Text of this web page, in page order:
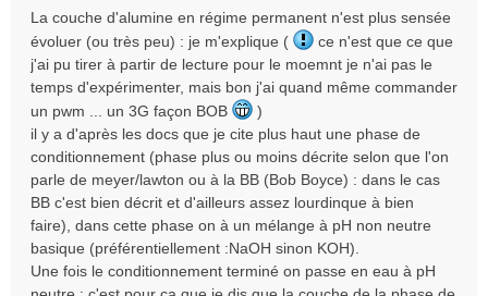
s
s
a
g
e
o
n
l
u
La couche d'alumine en régime permanent n'est plus sensée
évoluer (ou très peu) : je m'explique (
ce n'est que ce que
j'ai pu tirer à partir de lecture pour le moemnt je n'ai pas le
temps d'expérimenter, mais bon j'ai quand même commander
un pwm ... un 3G façon BOB
)
il y a d'après les docs que je cite plus haut une phase de
conditionnement (phase plus ou moins décrite selon que l'on
parle de meyer/lawton ou à la BB (Bob Boyce) : dans le cas
BB c'est bien décrit et d'ailleurs assez lourdinque à bien
faire), dans cette phase on à un mélange à pH non neutre
basique (préférentiellement :NaOH sinon KOH).
Une fois le conditionnement terminé on passe en eau à pH